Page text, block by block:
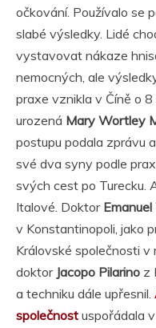
očkování. Používalo se
slabé výsledky. Lidé
vystavovat nákaze
nemocných, ale
praxe vznikla v Číně o
urozená Mary Wortley
postupu podala zprávu
své dva syny podle
svých cest po Turecku.
Italové. Doktor
v Konstantinopoli, jako
Královské společnosti
doktor Jacopo Pilarino z
a techniku dále upřesnil.
společnost uspořádala